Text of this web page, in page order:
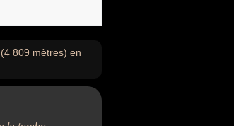
809 mètres) en